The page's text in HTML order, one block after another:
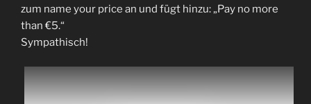
zum name your price an und fügt hinzu: „Pay no more
than €5.“
Sympathisch!